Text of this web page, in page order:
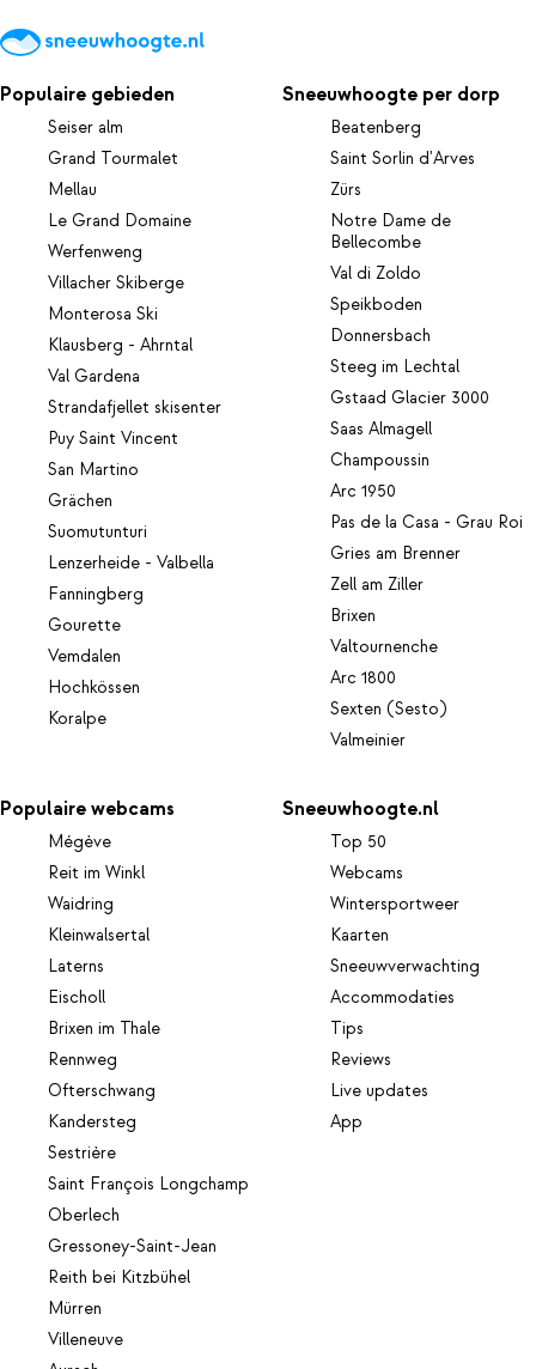
Populaire gebieden
Seiser alm
Grand Tourmalet
Mellau
Le Grand Domaine
Werfenweng
Villacher Skiberge
Monterosa Ski
Klausberg - Ahrntal
Val Gardena
Strandafjellet skisenter
Puy Saint Vincent
San Martino
Grächen
Suomutunturi
Lenzerheide - Valbella
Fanningberg
Gourette
Vemdalen
Hochkössen
Koralpe
Sneeuwhoogte per dorp
Beatenberg
Saint Sorlin d'Arves
Zürs
Notre Dame de
Bellecombe
Val di Zoldo
Speikboden
Donnersbach
Steeg im Lechtal
Gstaad Glacier 3000
Saas Almagell
Champoussin
Arc 1950
Pas de la Casa - Grau Roi
Gries am Brenner
Zell am Ziller
Brixen
Valtournenche
Arc 1800
Sexten (Sesto)
Valmeinier
Populaire webcams
Mégève
Reit im Winkl
Waidring
Kleinwalsertal
Laterns
Eischoll
Brixen im Thale
Rennweg
Ofterschwang
Kandersteg
Sestrière
Saint François Longchamp
Oberlech
Gressoney-Saint-Jean
Reith bei Kitzbühel
Mürren
Villeneuve
Sneeuwhoogte.nl
Top 50
Webcams
Wintersportweer
Kaarten
Sneeuwverwachting
Accommodaties
Tips
Reviews
Live updates
App